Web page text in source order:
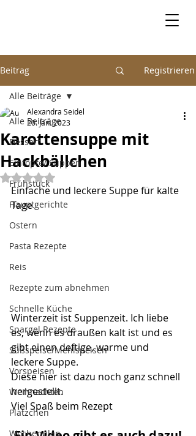
Beitrag Registrieren
Alle Beiträge
Dessert
Eintöpfe/ Suppen
Frühstück
Hauptgerichte
Ostern
Pasta Rezepte
Reis
Rezepte zum abnehmen
Schnelle Küche
Spargel Rezepte
Süßspeise/Mehlspeisen
Vorspeisen
Weihnachten
Plätzchen
Wochenplan
Alle Beiträge
Karottensuppe mit
Hackbällchen
Alexandra Seidel
20. Jan. 2023
Mit NaN von 5 Sternen bewertet.
Einfache und leckere Suppe für kalte
Tage
Winterzeit ist Suppenzeit. Ich liebe
es, wenn es draußen kalt ist und es
gibt einen deftige, warme und
leckere Suppe.
Diese hier ist dazu noch ganz schnell
hergestellt.
Viel Spaß beim Rezept